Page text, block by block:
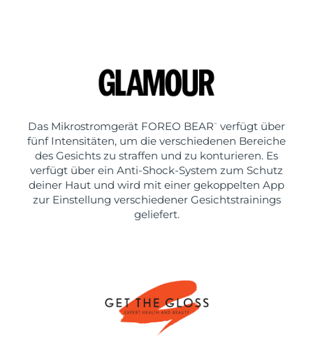
Das Mikrostromgerät FOREO BEAR ™
verfügt über
fünf Intensitäten, um die verschiedenen Bereiche
des Gesichts zu straffen und zu konturieren. Es
verfügt über ein Anti-Shock-System zum Schutz
deiner Haut und wird mit einer gekoppelten App
zur Einstellung verschiedener Gesichtstrainings
geliefert.